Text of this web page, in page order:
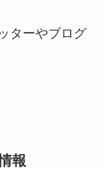
ターやブログ
報